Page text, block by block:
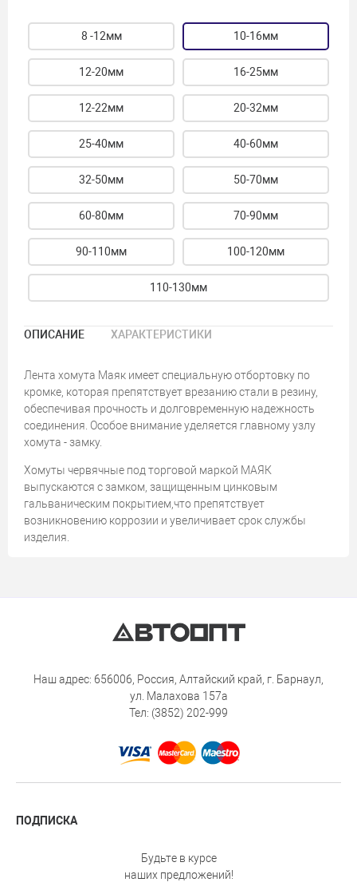
8 -12мм 10-16мм
12-20мм 16-25мм
12-22мм 20-32мм
25-40мм 40-60мм
32-50мм 50-70мм
60-80мм 70-90мм
90-110мм 100-120мм
110-130мм
ОПИСАНИЕ ХАРАКТЕРИСТИКИ
Лента хомута Маяк имеет специальную отбортовку по
кромке, которая препятствует вреза­нию стали в резину,
обеспечивая прочность и долговременную надежность
соединения. Особое внимание уделяется главному узлу
хомута - замку.
Хомуты червячные под торговой мар­кой МАЯК
выпускаются с замком, защищен­ным цинковым
гальваническим покрытием,что препятствует
возникновению коррозии и уве­личивает срок службы
изделия.
Наш адрес: 656006, Россия, Алтайский край, г. Барнаул,
ул. Малахова 157а
Тел: (3852) 202-999
ПОДПИСКА
Будьте в курсе
наших предложений!